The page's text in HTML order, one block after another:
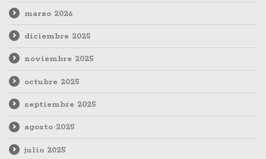
marzo 2026
diciembre 2025
noviembre 2025
octubre 2025
septiembre 2025
agosto 2025
julio 2025